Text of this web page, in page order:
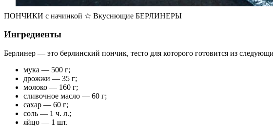
ПОНЧИКИ с начинкой ☆ Вкуснющие БЕРЛИНЕРЫ
Ингредиенты
Берлинер — это берлинский пончик, тесто для которого готовится из
мука — 500 г;
дрожжи — 35 г;
молоко — 160 г;
сливочное масло — 60 г;
сахар — 60 г;
соль — 1 ч. л.;
яйцо — 1 шт.